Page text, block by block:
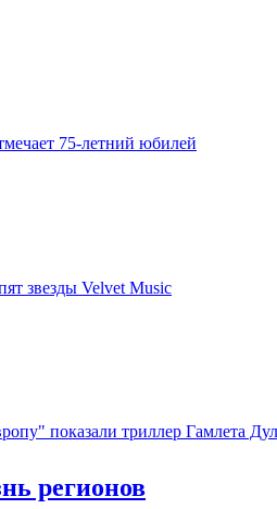
75-летний юбилей
звезды Velvet Music
показали триллер Гамлета
регионов